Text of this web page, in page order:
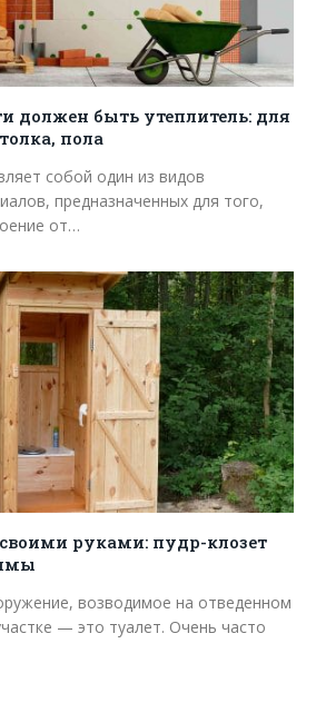
должен быть утеплитель: для
пола
собой один из видов
предназначенных для того,
от…
руками: пудр-клозет
возводимое на отведенном
— это туалет. Очень часто